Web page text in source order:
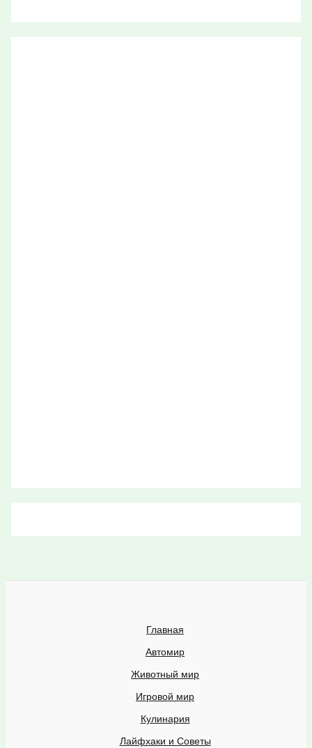
Главная
Автомир
Животный мир
Игровой мир
Кулинария
Лайфхаки и Советы